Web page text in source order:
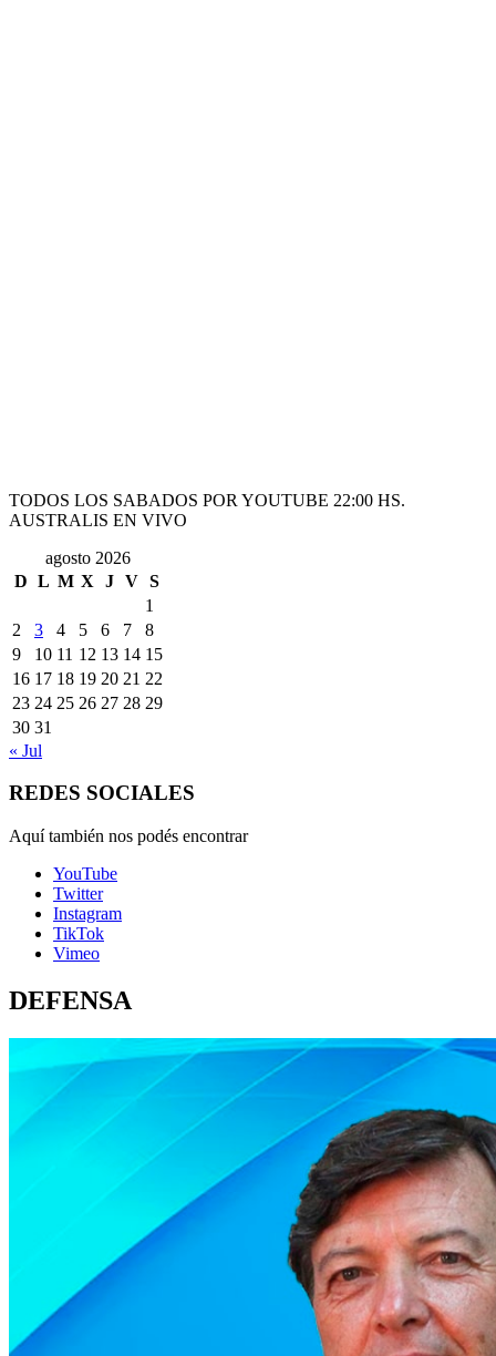
TODOS LOS SABADOS POR YOUTUBE 22:00 HS.
AUSTRALIS EN VIVO
agosto 2026
D L M X J V S
1
2
3 4 5 6 7
8
9
10 11 12 13 14 15
16 17 18 19 20 21 22
23 24 25 26 27 28 29
30 31
« Jul
REDES SOCIALES
Aquí también nos podés encontrar
YouTube
Twitter
Instagram
TikTok
Vimeo
DEFENSA